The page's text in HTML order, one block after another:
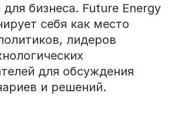
бизнеса. Future Energy
себя как место
лидеров
для обсуждения
и решений.